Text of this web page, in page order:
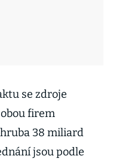
se zdroje
firem
38 miliard
jsou podle